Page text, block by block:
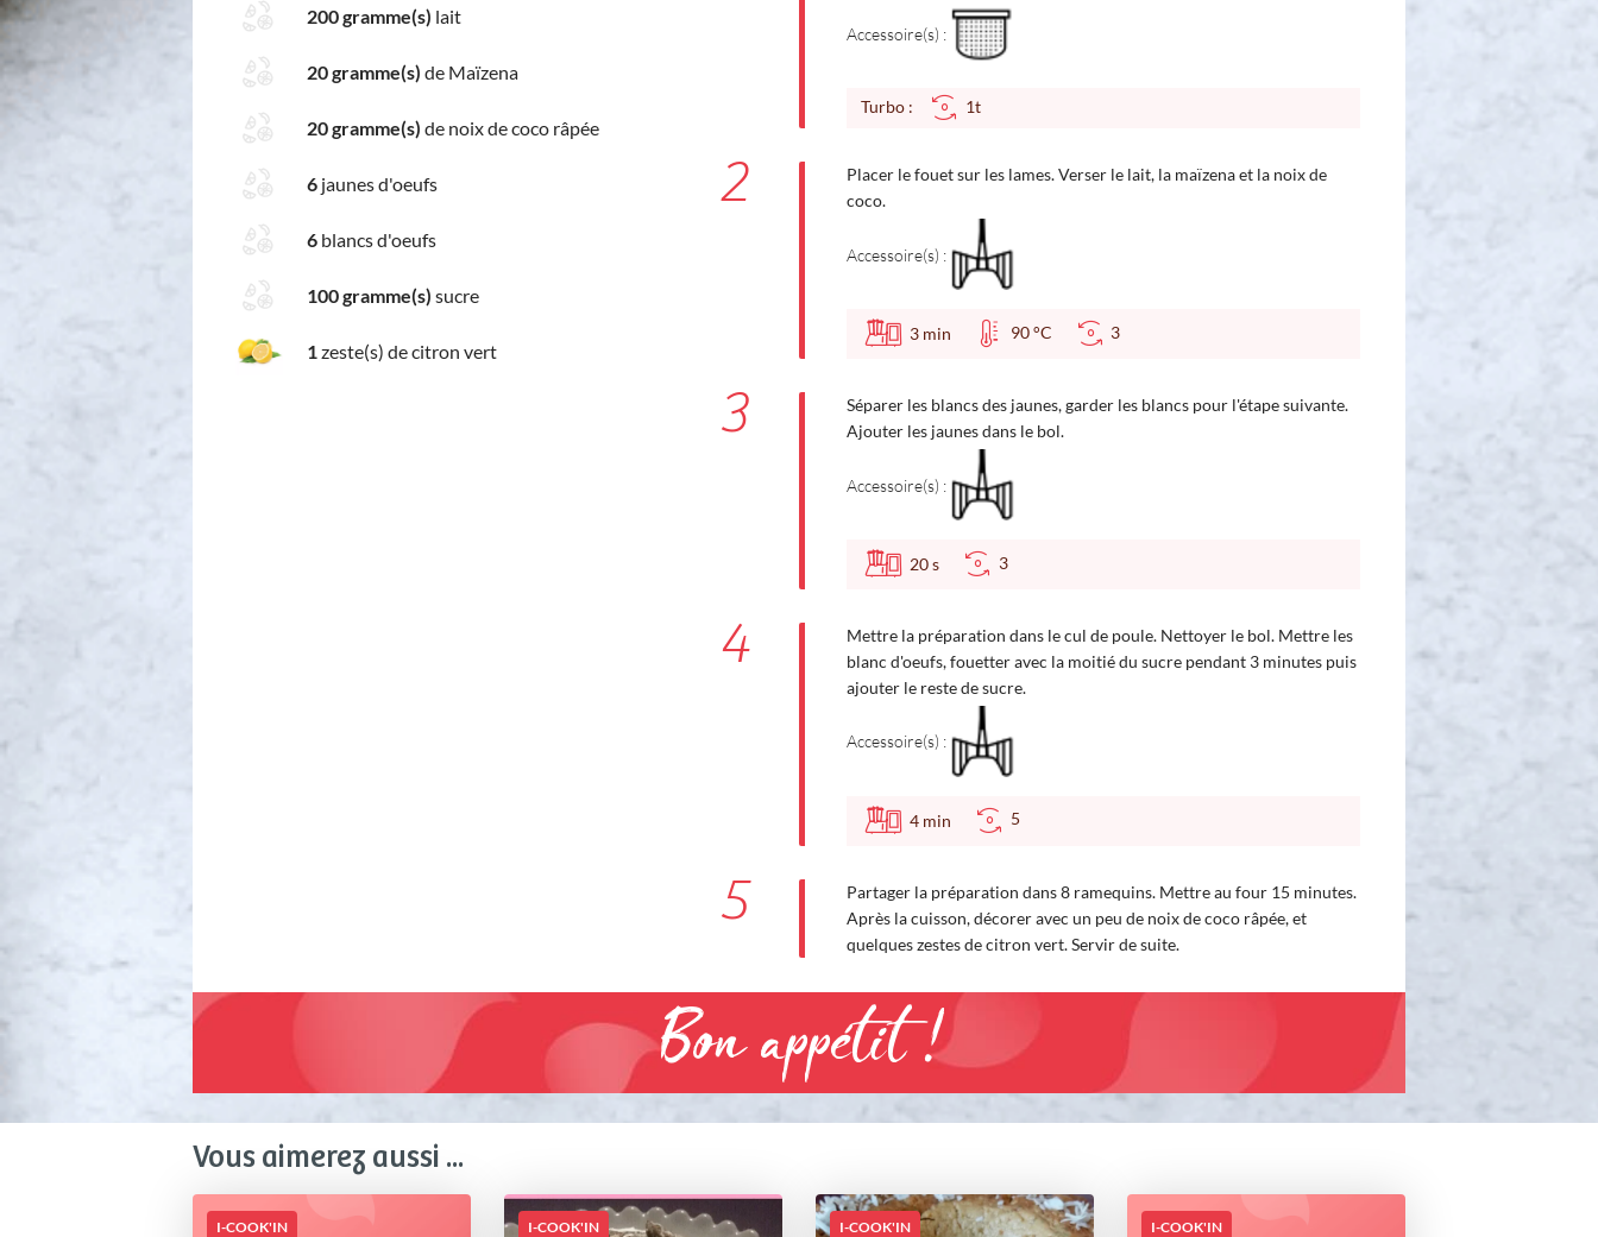
200 gramme(s) lait
20 gramme(s) de Maïzena
20 gramme(s) de noix de coco râpée
6 jaunes d'oeufs
6 blancs d'oeufs
100 gramme(s) sucre
1 zeste(s) de citron vert
Accessoire(s) :
Turbo : 1t
2
Placer le fouet sur les lames. Verser le lait, la maïzena et la noix de
coco.
Accessoire(s) :
3 min 90 °C 3
3
Séparer les blancs des jaunes, garder les blancs pour l'étape suivante.
Ajouter les jaunes dans le bol.
Accessoire(s) :
20s 3
4
Mettre la préparation dans le cul de poule. Nettoyer le bol. Mettre les
blanc d'oeufs, fouetter avec la moitié du sucre pendant 3 minutes puis
ajouter le reste de sucre.
Accessoire(s) :
4 min 5
5
Partager la préparation dans 8 ramequins. Mettre au four 15 minutes.
Après la cuisson, décorer avec un peu de noix de coco râpée, et
quelques zestes de citron vert. Servir de suite.
Bon appétit !
Vous aimerez aussi ...
I-COOK'IN I-COOK'IN I-COOK'IN I-COOK'IN